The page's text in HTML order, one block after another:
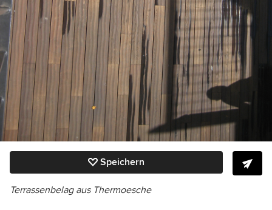
Speichern
Terrassenbelag aus Thermoesche